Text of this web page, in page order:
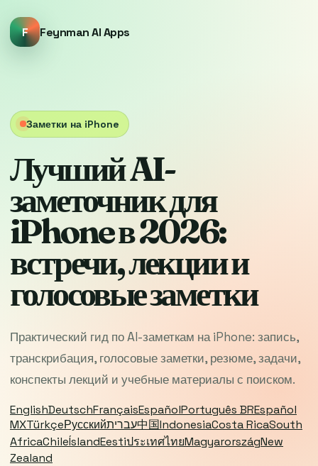
F Feynman AI Apps
Заметки на iPhone
Лучший AI-
заметочник для
iPhone в 2026:
встречи, лекции и
голосовые заметки
Практический гид по AI-заметкам на iPhone: запись,
транскрибация, голосовые заметки, резюме, задачи,
конспекты лекций и учебные материалы с поиском.
EnglishDeutschFrançaisEspañolPortuguês BREspañol
MXTürkçeРусскийעברית中国IndonesiaCosta RicaSouth
AfricaChileÍslandEestiประเทศไทยMagyarországNew
Zealand